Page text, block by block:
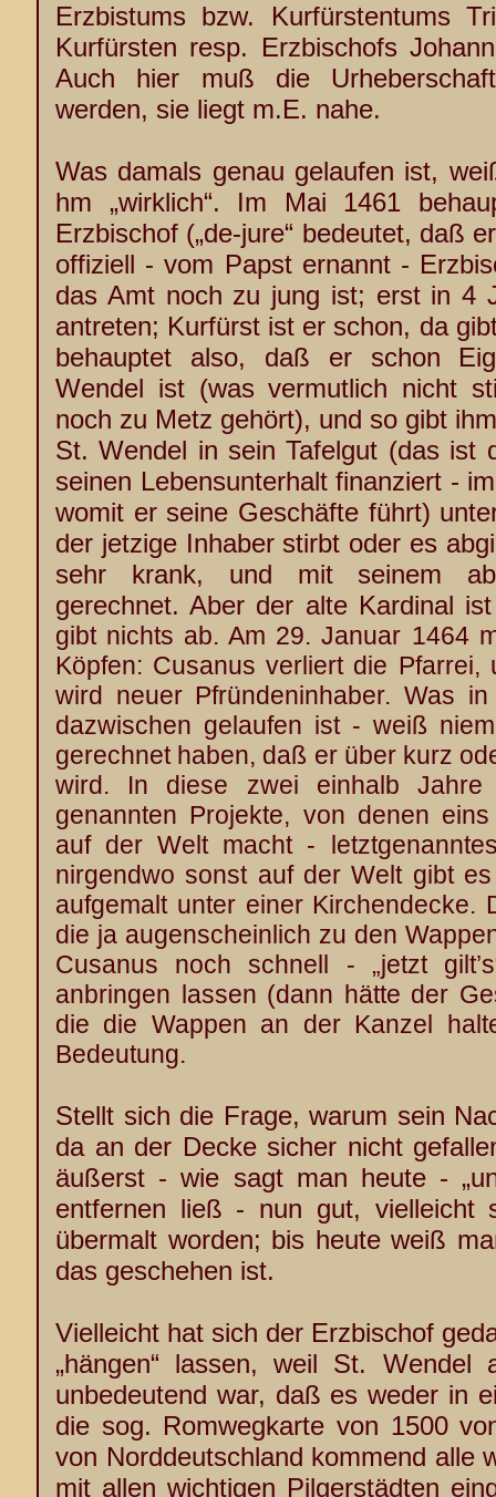
Erzbistums bzw. Kurfürstentums
Kurfürsten resp. Erzbischofs
Auch hier muß die
werden, sie liegt m.E. nahe.
Was damals genau gelaufen ist,
hm „wirklich“. Im Mai 1461
Erzbischof („de-jure“ bedeutet, daß
offiziell - vom Papst ernannt -
das Amt noch zu jung ist; erst in 4
antreten; Kurfürst ist er schon, da
behauptet also, daß er schon
Wendel ist (was vermutlich nicht
noch zu Metz gehört), und so gibt
St. Wendel in sein Tafelgut (das ist
seinen Lebensunterhalt finanziert -
womit er seine Geschäfte führt)
der jetzige Inhaber stirbt oder es
sehr krank, und mit seinem
gerechnet. Aber der alte Kardinal
gibt nichts ab. Am 29. Januar 1464
Köpfen: Cusanus verliert die Pfarrei,
wird neuer Pfründeninhaber. Was
dazwischen gelaufen ist - weiß
gerechnet haben, daß er über kurz
wird. In diese zwei einhalb
genannten Projekte, von denen
auf der Welt macht -
nirgendwo sonst auf der Welt gibt
aufgemalt unter einer Kirchendecke.
die ja augenscheinlich zu den
Cusanus noch schnell - „jetzt
anbringen lassen (dann hätte der
die die Wappen an der Kanzel
Bedeutung.
Stellt sich die Frage, warum sein
da an der Decke sicher nicht
äußerst - wie sagt man heute -
entfernen ließ - nun gut, vielleicht
übermalt worden; bis heute weiß
das geschehen ist.
Vielleicht hat sich der Erzbischof
„hängen“ lassen, weil St. Wendel
unbedeutend war, daß es weder in
die sog. Romwegkarte von 1500
von Norddeutschland kommend alle
mit allen wichtigen Pilgerstädten